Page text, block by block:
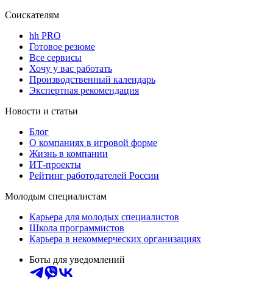
Соискателям
hh PRO
Готовое резюме
Все сервисы
Хочу у вас работать
Производственный календарь
Экспертная рекомендация
Новости и статьи
Блог
О компаниях в игровой форме
Жизнь в компании
ИТ-проекты
Рейтинг работодателей России
Молодым специалистам
Карьера для молодых специалистов
Школа программистов
Карьера в некоммерческих организациях
Боты для уведомлений